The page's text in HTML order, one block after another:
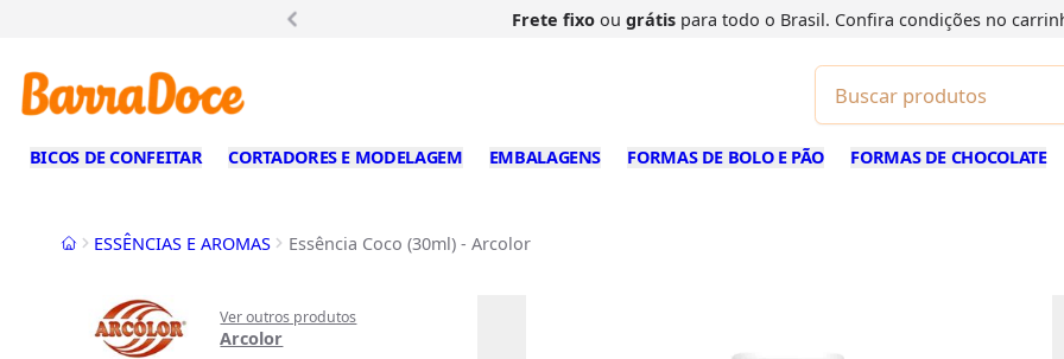
Frete fixoou grátispara todo o Brasil. Confira condições no
BICOS DE CONFEITAR CORTADORES E MODELAGEM EMBALAGENS FORMAS DE BOLO E PÃO FORMAS DE CHOCOLATE
InícioESSÊNCIAS E AROMAS Essência Coco (30ml) - Arcolor
Ver outros produtos
Arcolor